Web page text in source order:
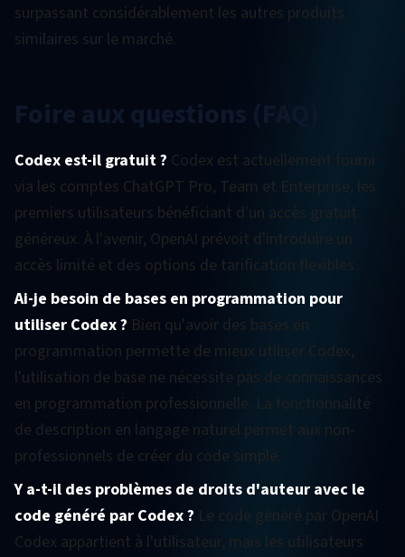
surpassant considérablement les autres produits
similaires sur le marché.
Foire aux questions (FAQ)
Codex est-il gratuit ? Codex est actuellement fourni
via les comptes ChatGPT Pro, Team et Enterprise, les
premiers utilisateurs bénéficiant d'un accès gratuit
généreux. À l'avenir, OpenAI prévoit d'introduire un
accès limité et des options de tarification flexibles.
Ai-je besoin de bases en programmation pour
utiliser Codex ? Bien qu'avoir des bases en
programmation permette de mieux utiliser Codex,
l'utilisation de base ne nécessite pas de connaissances
en programmation professionnelle. La fonctionnalité
de description en langage naturel permet aux non-
professionnels de créer du code simple.
Y a-t-il des problèmes de droits d'auteur avec le
code généré par Codex ? Le code généré par OpenAI
Codex appartient à l'utilisateur, mais les utilisateurs